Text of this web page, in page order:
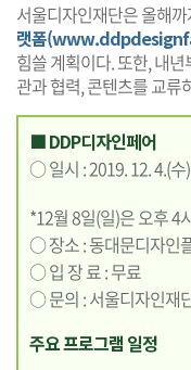
서울디자인재단은 올해까
랫폼
힘쓸 계획이다. 또한, 내
관과 협력, 콘텐츠를 교류
■ DDP디자인페어
○ 일시 : 2019. 12. 4.(수
*12월 8일(일)은 오후 4
○ 장소 : 동대문디자인
○ 입 장 료 : 무료
○ 문의 : 서울디자인재
주요 프로그램 일정